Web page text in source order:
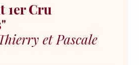
1er Cru
et Pascale